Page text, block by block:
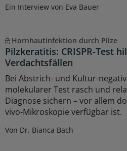
Ein Interview von Eva Bauer
Hornhautinfektion durch Pilze
Pilzkeratitis: CRISPR-Test
Verdachtsfällen
Bei Abstrich- und Kultur-
molekularer Test rasch und
Diagnose sichern – vor allem
vivo-Mikroskopie verfügbar ist.
Von Dr. Bianca Bach